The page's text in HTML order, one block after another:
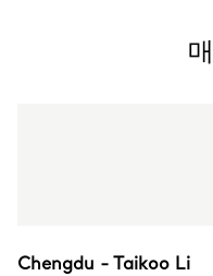
Chengdu - Taikoo Li